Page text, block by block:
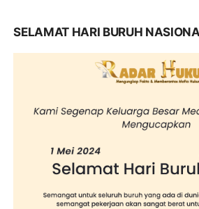
SELAMAT HARI BURUH